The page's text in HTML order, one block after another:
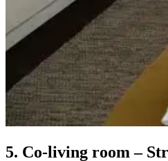
5. Co-living room –